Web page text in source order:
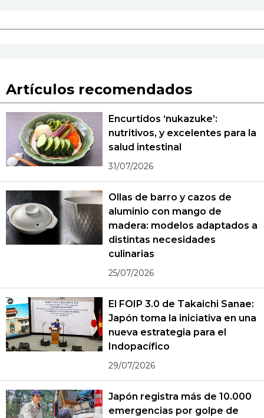
Artículos recomendados
Encurtidos ‘nukazuke’:
nutritivos, y excelentes para la
salud intestinal
31/07/2026
Ollas de barro y cazos de
aluminio con mango de
madera: modelos adaptados a
distintas necesidades
culinarias
25/07/2026
El FOIP 3.0 de Takaichi Sanae:
Japón toma la iniciativa en una
nueva estrategia para el
Indopacífico
29/07/2026
Japón registra más de 10.000
emergencias por golpe de